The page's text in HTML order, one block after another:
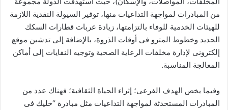
من المبادرات لمواجهة التداعيات منها، توفير السيولة النقدية اللازمة
للهيئات الخدمية للوفاء بالتزامتها، زيادة عربات قطارات السكك
الحديد وخطوط المترو فى أوقات الذروة، بالإضافة إلى تدشين موقع
إلكترونى لإدارة مخلفات الرعاية الصحية وتوجيه النفايات إلى أماكن
المعالجة المناسبة.
وفيما يخص الهدف الفرعى؛ إثراء الحياة الثقافية؛ فهناك عدد من
المبادرات المستحدثة لمواجهة التداعيات مثل مبادرة “خليك فى